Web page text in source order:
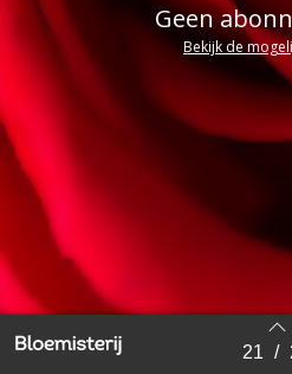
Back to index 21 /
Geen
Bekijk de